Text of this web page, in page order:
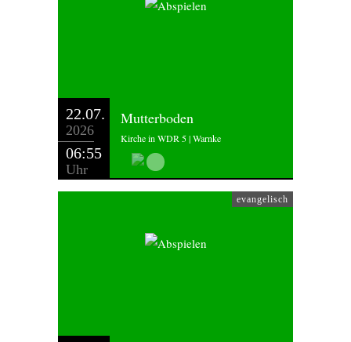
22.07.
2026
06:55
Uhr
Mutterboden
Kirche in WDR 5 | Warnke
evangelisch